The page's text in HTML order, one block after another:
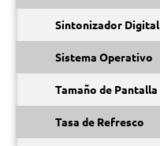
Sintonizador Digital
Sistema Operativo
Tamaño de Pantalla
Tasa de Refresco